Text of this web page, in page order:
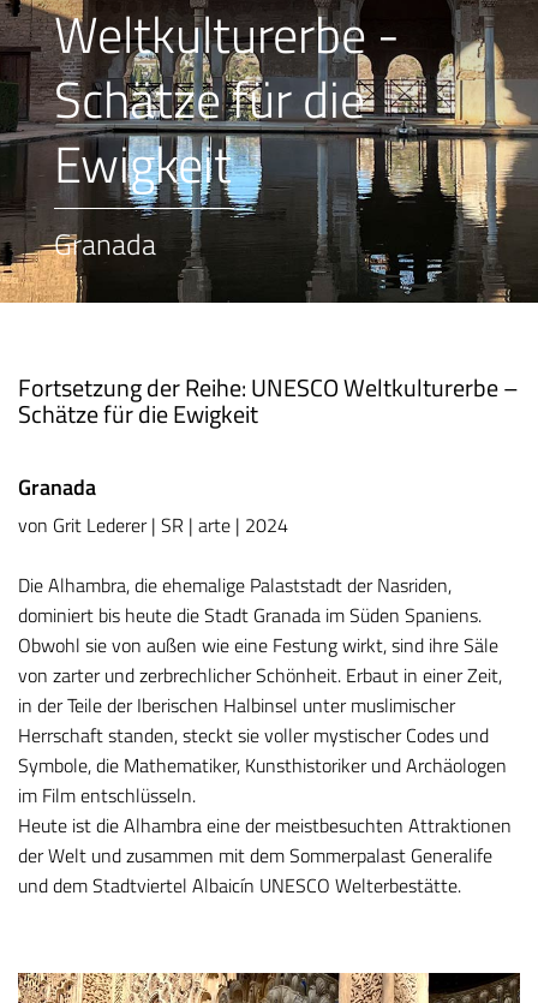
Weltkulturerbe -
Schätze für die
Ewigkeit
Granada
Fortsetzung der Reihe: UNESCO Weltkulturerbe –
Schätze für die Ewigkeit
Granada
von Grit Lederer | SR | arte | 2024
Die Alhambra, die ehemalige Palaststadt der Nasriden,
dominiert bis heute die Stadt Granada im Süden Spaniens.
Obwohl sie von außen wie eine Festung wirkt, sind ihre Säle
von zarter und zerbrechlicher Schönheit. Erbaut in einer Zeit,
in der Teile der Iberischen Halbinsel unter muslimischer
Herrschaft standen, steckt sie voller mystischer Codes und
Symbole, die Mathematiker, Kunsthistoriker und Archäologen
im Film entschlüsseln.
Heute ist die Alhambra eine der meistbesuchten Attraktionen
der Welt und zusammen mit dem Sommerpalast Generalife
und dem Stadtviertel Albaicín UNESCO Welterbestätte.